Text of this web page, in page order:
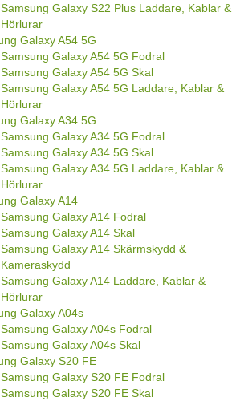
Samsung Galaxy S22 Plus Laddare, Kablar &
Hörlurar
Galaxy A54 5G
Samsung Galaxy A54 5G Fodral
Samsung Galaxy A54 5G Skal
Samsung Galaxy A54 5G Laddare, Kablar &
Hörlurar
Galaxy A34 5G
Samsung Galaxy A34 5G Fodral
Samsung Galaxy A34 5G Skal
Samsung Galaxy A34 5G Laddare, Kablar &
Hörlurar
Galaxy A14
Samsung Galaxy A14 Fodral
Samsung Galaxy A14 Skal
Samsung Galaxy A14 Skärmskydd &
Kameraskydd
Samsung Galaxy A14 Laddare, Kablar &
Hörlurar
Galaxy A04s
Samsung Galaxy A04s Fodral
Samsung Galaxy A04s Skal
Galaxy S20 FE
Samsung Galaxy S20 FE Fodral
Samsung Galaxy S20 FE Skal